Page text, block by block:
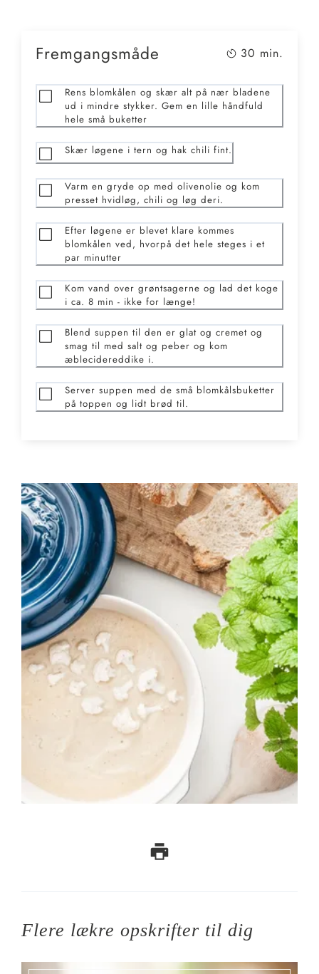
Fremgangsmåde 30 min.
Rens blomkålen og skær alt på nær bladene
ud i mindre stykker. Gem en lille håndfuld
hele små buketter
Skær løgene i tern og hak chili fint.
Varm en gryde op med olivenolie og kom
presset hvidløg, chili og løg deri.
Efter løgene er blevet klare kommes
blomkålen ved, hvorpå det hele steges i et
par minutter
Kom vand over grøntsagerne og lad det koge
i ca. 8 min - ikke for længe!
Blend suppen til den er glat og cremet og
smag til med salt og peber og kom
æblecidereddike i.
Server suppen med de små blomkålsbuketter
på toppen og lidt brød til.
Flere lækre opskrifter til dig